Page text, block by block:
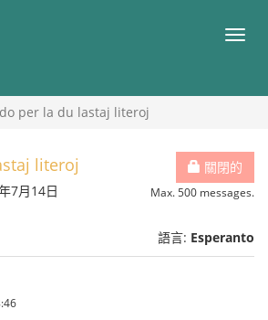
目
per la du lastaj literoj
關閉的
Max. 500 messages.
literoj
7月14日
語言: Esperanto